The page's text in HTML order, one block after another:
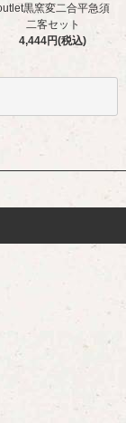
黒窯変二合平急須
二客セット
4,444円(税込)